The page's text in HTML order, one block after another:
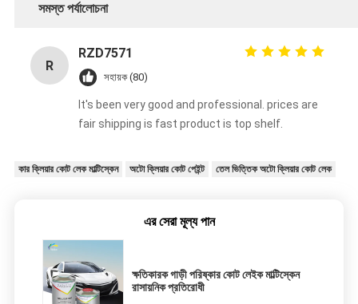
সমস্ত পর্যালোচনা
R
RZD7571
সহায়ক (80)
It's been very good and professional. prices are
fair shipping is fast product is top shelf.
কার ক্লিয়ার কোট লেক মাল্টিস্কেন অটো ক্লিয়ার কোট পেইন্ট তেল ভিত্তিক অটো ক্লিয়ার কোট লেক
এর সেরা মূল্য পান
ক্ষতিকারক গাড়ী পরিষ্কার কোট লেইক মাল্টিস্কেন
রাসায়নিক প্রতিরোধী